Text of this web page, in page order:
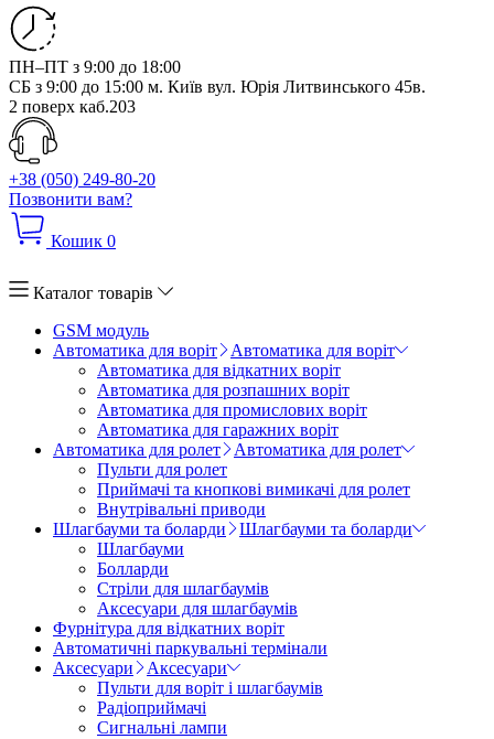
ПН–ПТ з 9:00 до 18:00
СБ з 9:00 до 15:00 м. Київ вул. Юрія Литвинського 45в.
2 поверх каб.203
+38 (050) 249-80-20
Позвонити вам?
Кошик 0
Каталог товарів
GSM модуль
Автоматика для воріт
Автоматика для воріт
Автоматика для відкатних воріт
Автоматика для розпашних воріт
Автоматика для промислових воріт
Автоматика для гаражних воріт
Автоматика для ролет
Автоматика для ролет
Пульти для ролет
Приймачі та кнопкові вимикачі для ролет
Внутрівальні приводи
Шлагбауми та боларди
Шлагбауми та боларди
Шлагбауми
Болларди
Стріли для шлагбаумів
Аксесуари для шлагбаумів
Фурнітура для відкатних воріт
Автоматичні паркувальні термінали
Аксесуари
Аксесуари
Пульти для воріт і шлагбаумів
Радіоприймачі
Сигнальні лампи